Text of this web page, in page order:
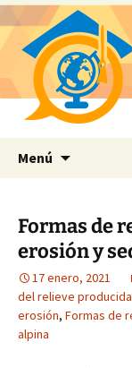
Menú
Formas de
erosión y
17 enero, 2021
del relieve
erosión, Formas de
alpina